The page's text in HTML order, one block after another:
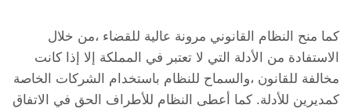
كما منح النظام القانوني مرونة عالية للقضاء ،من خلال
الاستفادة من الأدلة التي لا تعتبر في المملكة إلا إذا كانت
مخالفة للقانون ،والسماح للنظام باستخدام الشركات الخاصة
كمديرين للأدلة. كما أعطى النظام للأطراف الحق في الاتفاق